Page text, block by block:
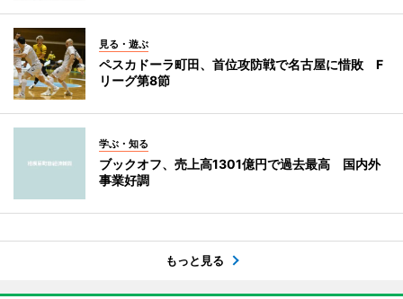
見る・遊ぶ
ペスカドーラ町田、首位攻防戦で名古屋に惜敗 F
リーグ第8節
学ぶ・知る
ブックオフ、売上高1301億円で過去最高 国内外
事業好調
もっと見る